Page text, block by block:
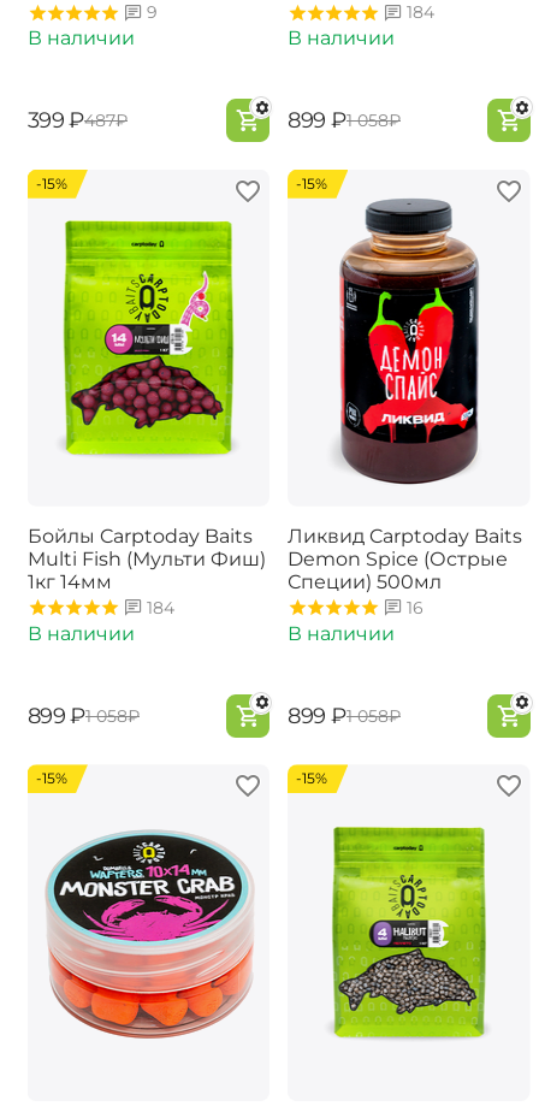
9
В наличии
‍399‍ ₽‍487‍₽
184
В наличии
‍899‍ ₽‍1 058‍₽
-15%
Бойлы Carptoday Baits
Multi Fish (Мульти Фиш)
1кг 14мм
184
В наличии
‍899‍ ₽‍1 058‍₽
-15%
Ликвид Carptoday Baits
Demon Spice (Острые
Специи) 500мл
16
В наличии
‍899‍ ₽‍1 058‍₽
-15% -15%